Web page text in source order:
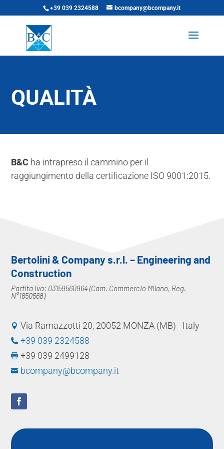
+39 039 2324588 bcompany@bcompany.it
QUALITÀ
B&C ha intrapreso il cammino per il
raggiungimento della certificazione ISO 9001:2015.
Bertolini & Company s.r.l. – Engineering and
Construction
Partita Iva: 03159560964 (Cam. Commercio Milano, Reg.
N°1650568)
 Via Ramazzotti 20, 20052 MONZA (MB) - Italy
 +39 039 2324588
 +39 039 2499128
 bcompany@bcompany.it